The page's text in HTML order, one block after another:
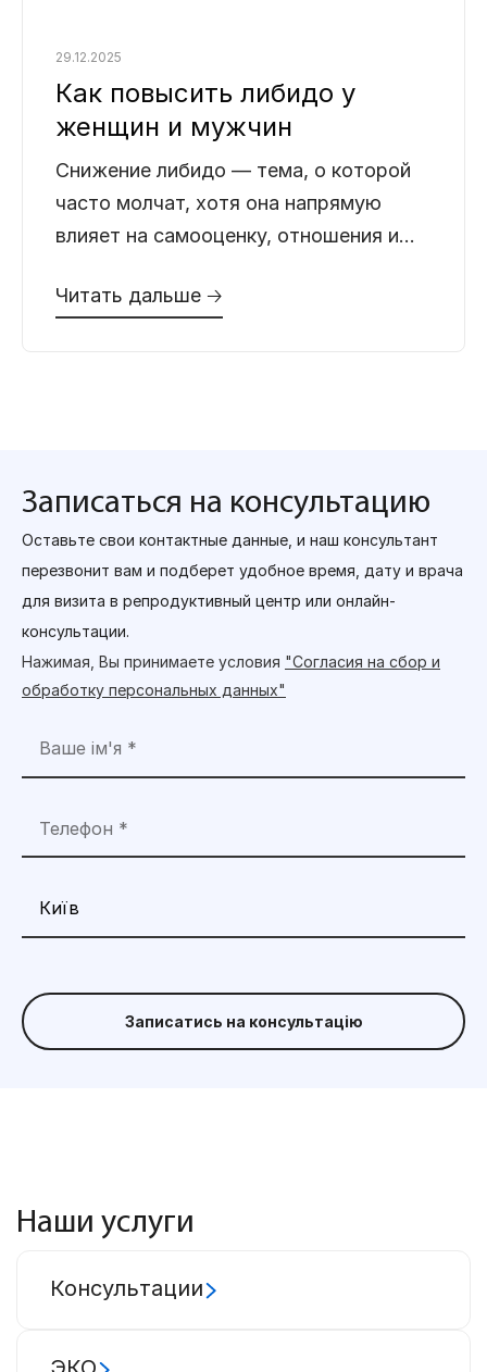
Как повысить либидо у
женщин и мужчин
29.12.2025
Снижение либидо — тема, о которой
часто молчат, хотя она напрямую
влияет на самооценку, отношения и
Усталость, стресс, гормональные
Читать дальше 🡢
Записаться на консультацию
Оставьте свои контактные данные, и наш консультант
перезвонит вам и подберет удобное время, дату и врача
для визита в репродуктивный центр или онлайн-
консультации.
Нажимая, Вы принимаете условия "Согласия на сбор и
обработку персональных данных"
Записатись на консультацію
Наши услуги
Консультации